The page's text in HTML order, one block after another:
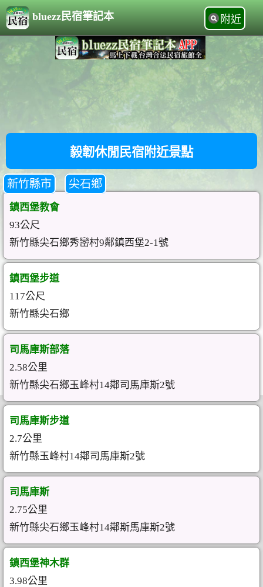
bluezz民宿筆記本 附近
毅韌休閒民宿附近景點
新竹縣市 尖石鄉
鎮西堡教會
93公尺
新竹縣尖石鄉秀巒村9鄰鎮西堡2-1號
鎮西堡步道
117公尺
新竹縣尖石鄉
司馬庫斯部落
2.58公里
新竹縣尖石鄉玉峰村14鄰司馬庫斯2號
司馬庫斯步道
2.7公里
新竹縣玉峰村14鄰司馬庫斯2號
司馬庫斯
2.75公里
新竹縣尖石鄉玉峰村14鄰斯馬庫斯2號
鎮西堡神木群
3.98公里